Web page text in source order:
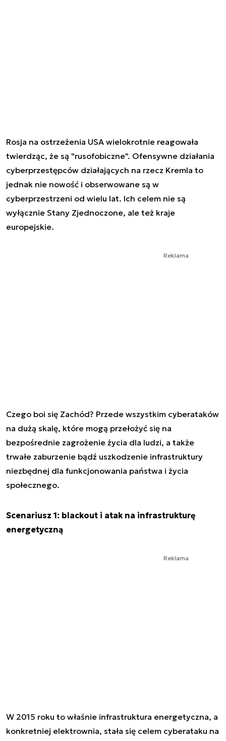
Rosja na ostrzeżenia USA wielokrotnie reagowała
twierdząc, że są "rusofobiczne". Ofensywne działania
cyberprzestępców działających na rzecz Kremla to
jednak nie nowość i obserwowane są w
cyberprzestrzeni od wielu lat. Ich celem nie są
wyłącznie Stany Zjednoczone, ale też kraje
europejskie.
Reklama
Czego boi się Zachód? Przede wszystkim cyberataków
na dużą skalę, które mogą przełożyć się na
bezpośrednie zagrożenie życia dla ludzi, a także
trwałe zaburzenie bądź uszkodzenie infrastruktury
niezbędnej dla funkcjonowania państwa i życia
społecznego.
Scenariusz 1: blackout i atak na infrastrukturę
energetyczną
Reklama
W 2015 roku to właśnie infrastruktura energetyczna, a
konkretniej elektrownia, stała się celem cyberataku na